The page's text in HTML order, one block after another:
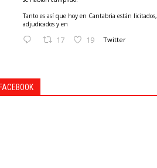
Tanto es así que hoy en Cantabria están licitados,
adjudicados y en
17 19 Twitter